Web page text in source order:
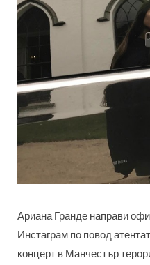
Ариана Гранде направи
Инстаграм по повод
концерт в Манчестър